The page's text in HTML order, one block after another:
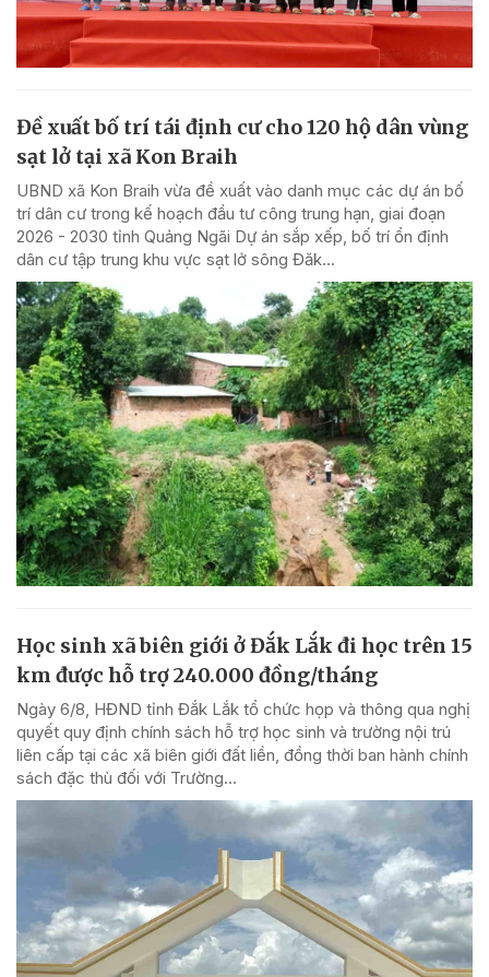
Đề xuất bố trí tái định cư cho 120 hộ dân vùng
sạt lở tại xã Kon Braih
UBND xã Kon Braih vừa đề xuất vào danh mục các dự án bố
trí dân cư trong kế hoạch đầu tư công trung hạn, giai đoạn
2026 - 2030 tỉnh Quảng Ngãi Dự án sắp xếp, bố trí ổn định
dân cư tập trung khu vực sạt lở sông Đăk...
Học sinh xã biên giới ở Đắk Lắk đi học trên 15
km được hỗ trợ 240.000 đồng/tháng
Ngày 6/8, HĐND tỉnh Đắk Lắk tổ chức họp và thông qua nghị
quyết quy định chính sách hỗ trợ học sinh và trường nội trú
liên cấp tại các xã biên giới đất liền, đồng thời ban hành chính
sách đặc thù đối với Trường...